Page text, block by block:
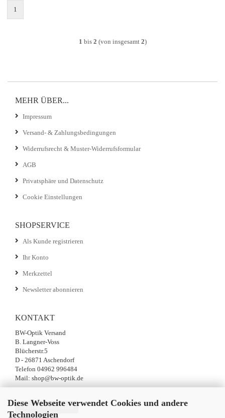
Diese Webseite verwendet Cookies und andere
Technologien
1
1 bis 2 (von insgesamt 2)
MEHR ÜBER...
Impressum
Versand- & Zahlungsbedingungen
Widerrufsrecht & Muster-Widerrufsformular
AGB
Privatsphäre und Datenschutz
Cookie Einstellungen
SHOPSERVICE
Als Kunde registrieren
Ihr Konto
Merkzettel
Newsletter abonnieren
KONTAKT
BW-Optik Versand
B. Langner-Voss
Blücherstr.5
D - 26871 Aschendorf
Telefon 04962 996484
Mail: shop@bw-optik.de
Vertrag widerrufen